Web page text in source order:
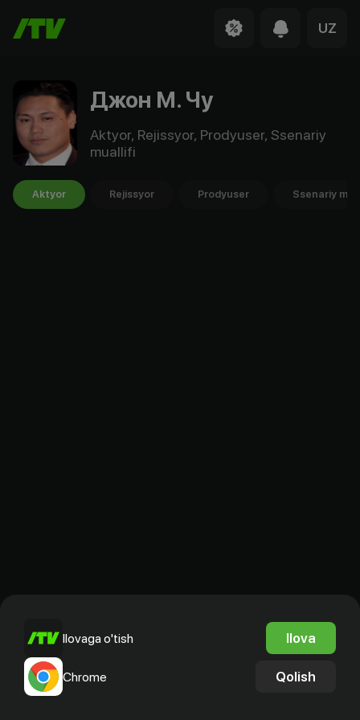
UZ
Джон М. Чу
Aktyor, Rejissyor, Prodyuser, Ssenariy
muallifi
Aktyor Rejissyor Prodyuser Ssenariy
Ilovaga o'tish Ilova
Chrome Qolish